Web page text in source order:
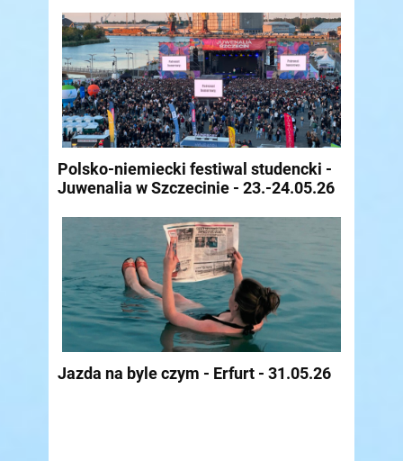
Polsko-niemiecki festiwal studencki -
Juwenalia w Szczecinie - 23.-24.05.26
Jazda na byle czym - Erfurt - 31.05.26